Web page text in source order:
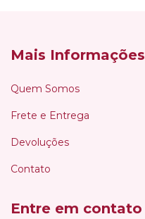
Mais Informações
Quem Somos
Frete e Entrega
Devoluções
Contato
Entre em contato